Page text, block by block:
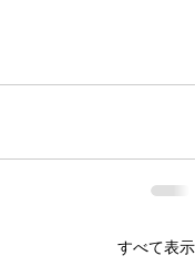
すべて表示